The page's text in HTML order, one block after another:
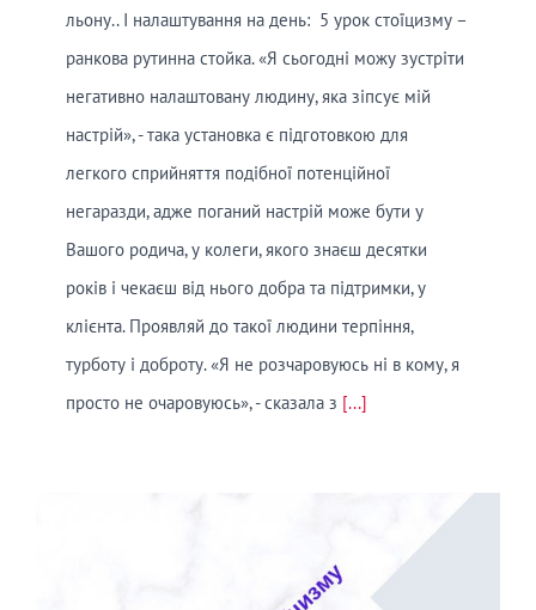
льону.. І налаштування на день: 5 урок стоїцизму –
ранкова рутинна стойка. «Я сьогодні можу зустріти
негативно налаштовану людину, яка зіпсує мій
настрій», - така установка є підготовкою для
легкого сприйняття подібної потенційної
негаразди, адже поганий настрій може бути у
Вашого родича, у колеги, якого знаєш десятки
років і чекаєш від нього добра та підтримки, у
клієнта. Проявляй до такої людини терпіння,
турботу і доброту. «Я не розчаровуюсь ні в кому, я
просто не очаровуюсь», - сказала з [...]